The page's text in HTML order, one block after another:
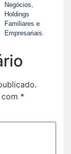
Negócios,
Holdings
Familiares e
Empresariais.
*